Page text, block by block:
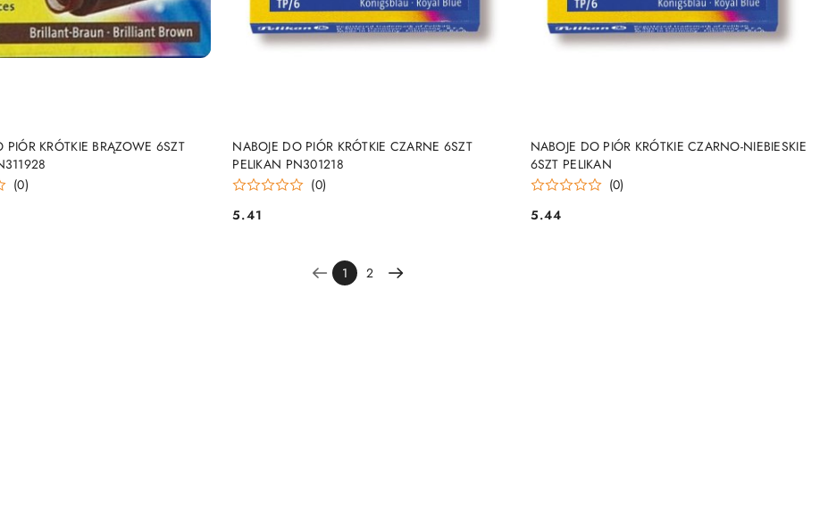
PIÓR KRÓTKIE BRĄZOWE 6SZT
(0)
PRODUKT NIEDOSTĘPNY
NABOJE DO PIÓR KRÓTKIE CZARNE 6SZT
PELIKAN PN301218
(0)
Cena:
5.41
PRODUKT NIEDOSTĘPNY
NABOJE DO PIÓR KRÓTKIE CZARNO-NIEBIESKIE
6SZT PELIKAN
(0)
Cena:
5.44
PRODUKT NIEDOSTĘPNY
1 2